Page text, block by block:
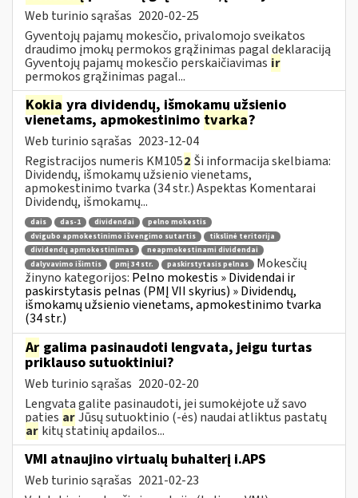
Web turinio sąrašas 2020-02-25
Gyventojų pajamų mokesčio, privalomojo sveikatos
draudimo įmokų permokos grąžinimas pagal deklaraciją
Gyventojų pajamų mokesčio perskaičiavimas ir
permokos grąžinimas pagal...
Kokia yra dividendų, išmokamų užsienio
vienetams, apmokestinimo tvarka?
Web turinio sąrašas 2023-12-04
Registracijos numeris KM1052 Ši informacija skelbiama:
Dividendų, išmokamų užsienio vienetams,
apmokestinimo tvarka (34 str.) Aspektas Komentarai
Dividendų, išmokamų...
dais das-1 dividendai
pelno mokestis
dvigubo apmokestinimo išvengimo sutartis
tikslinė teritorija
dividendų apmokestinimas
neapmokestinami dividendai
dalyvavimo išimtis
pmį 34 str. paskirstytasis pelnas
Mokesčių
žinyno kategorijos: Pelno mokestis » Dividendai ir
paskirstytasis pelnas (PMĮ VII skyrius) » Dividendų,
išmokamų užsienio vienetams, apmokestinimo tvarka
(34 str.)
Ar galima pasinaudoti lengvata, jeigu turtas
priklauso sutuoktiniui?
Web turinio sąrašas 2020-02-20
Lengvata galite pasinaudoti, jei sumokėjote už savo
paties arJūsų sutuoktinio (-ės) naudai atliktus pastatų
ar kitų statinių apdailos...
VMI atnaujino virtualų buhalterį i.APS
Web turinio sąrašas 2021-02-23